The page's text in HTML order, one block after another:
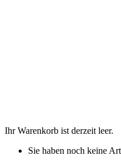
Ihr Warenkorb ist derzeit leer.
Sie haben noch keine